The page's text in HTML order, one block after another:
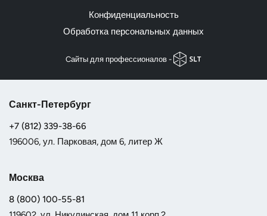
Конфиденциальность
Обработка персональных данных
Cайты для профессионалов -
Санкт-Петербург
+7 (812) 339-38-66
196006, ул. Парковая, дом 6, литер Ж
Москва
8 (800) 100-55-81